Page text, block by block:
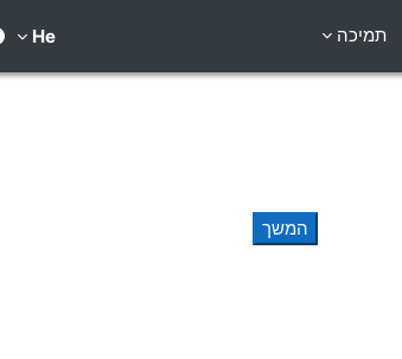
תמיכה He
המשך